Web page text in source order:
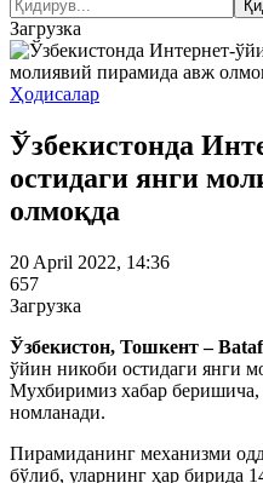
Загрузка
Ҳодисалар
Ўзбекистонда
остидаги янги
олмоқда
20 April 2022, 14:36
657
Загрузка
Ўзбекистон, Тошкент –
ўйин никоби остидаги янги
Мухбиримиз хабар
номланади.
Пирамиданинг механизми
бўлиб, уларнинг ҳар бирида